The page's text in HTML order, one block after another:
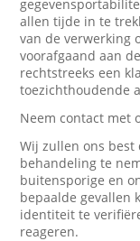
allen tijde in te
van de verwerking
voorafgaand aan
rechtstreeks een
toezichthoudende
Neem contact met
Wij zullen ons
behandeling te
buitensporige en
bepaalde gevallen
identiteit te
reageren.